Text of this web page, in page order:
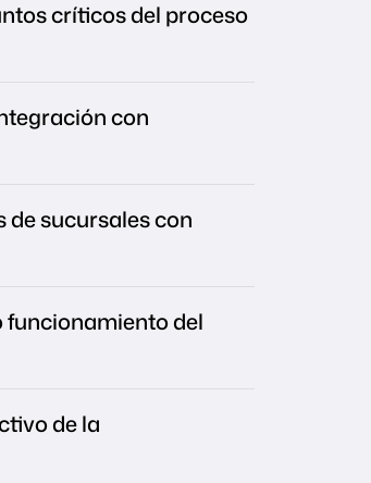
críticos del proceso
con
sucursales con
funcionamiento del
de la